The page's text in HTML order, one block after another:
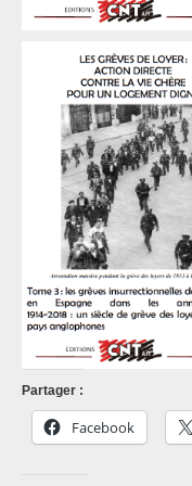
Partager :
Facebook